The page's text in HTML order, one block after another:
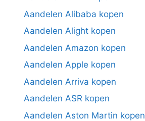
Aandelen Alibaba kopen
Aandelen Alight kopen
Aandelen Amazon kopen
Aandelen Apple kopen
Aandelen Arriva kopen
Aandelen ASR kopen
Aandelen Aston Martin kopen